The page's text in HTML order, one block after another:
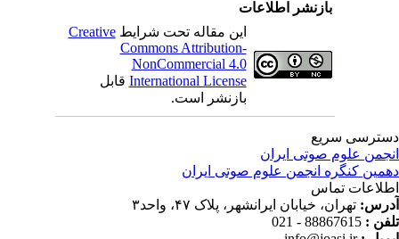
بازنشر اطلاعات
این مقاله تحت شرایطCreative
Commons Attribution-
NonCommercial 4.0
International Licenseقابل
بازنشر است.
سریع
علوم صوتی ایران
کنگره انجمن علوم صوتی ایران
تماس
تهران، خیابان ایرانشهر، پلاک ۴۷، واحد۳
:
88867615 - 021